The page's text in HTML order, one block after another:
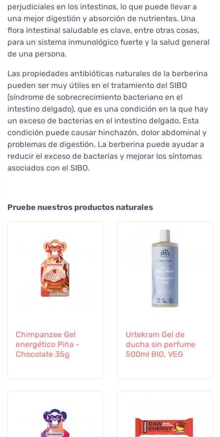
perjudiciales en los intestinos, lo que puede llevar a
una mejor digestión y absorción de nutrientes. Una
flora intestinal saludable es clave, entre otras cosas,
para un sistema inmunológico fuerte y la salud general
de una persona.
Las propiedades antibióticas naturales de la berberina
pueden ser muy útiles en el tratamiento del SIBO
(síndrome de sobrecrecimiento bacteriano en el
intestino delgado), que es una condición en la que hay
un exceso de bacterias en el intestino delgado. Esta
condición puede causar hinchazón, dolor abdominal y
problemas de digestión. La berberina puede ayudar a
reducir el exceso de bacterias y mejorar los síntomas
asociados con el SIBO.
Pruebe nuestros productos naturales
Chimpanzee Gel
energético Piña -
Chocolate 35g
Urtekram Gel de
ducha sin perfume
500ml BIO, VEG